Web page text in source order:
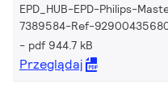
EPD_HUB-EPD-Philips-
7389584-Ref-
pdf 944.7 kB
Przeglądaj